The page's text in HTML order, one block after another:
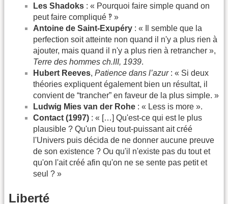
Les Shadoks : « Pourquoi faire simple quand on
peut faire compliqué ‽ »
Antoine de Saint-Exupéry : « Il semble que la
perfection soit atteinte non quand il n'y a plus rien à
ajouter, mais quand il n'y a plus rien à retrancher »,
Terre des hommes ch.III, 1939.
Hubert Reeves, Patience dans l’azur: « Si deux
théories expliquent également bien un résultat, il
convient de “trancher” en faveur de la plus simple. »
Ludwig Mies van der Rohe : « Less is more ».
Contact (1997) : « […] Qu'est-ce qui est le plus
plausible ? Qu'un Dieu tout-puissant ait créé
l'Univers puis décida de ne donner aucune preuve
de son existence ? Ou qu'il n'existe pas du tout et
qu'on l'ait créé afin qu'on ne se sente pas petit et
seul ? »
Liberté